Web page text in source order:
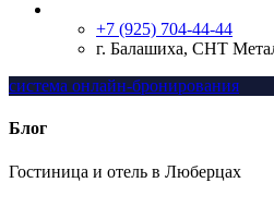
+7 (925) 704-44-44
г. Балашиха, СНТ
система онлайн-бронирования
Блог
Гостиница и отель в Люберцах